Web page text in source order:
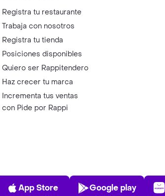
Registra tu restaurante
Trabaja con nosotros
Registra tu tienda
Posiciones disponibles
Quiero ser Rappitendero
Haz crecer tu marca
Incrementa tus ventas
con Pide por Rappi
App Store
App Store
Play Store
Google play